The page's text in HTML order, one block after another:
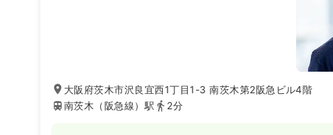
大阪府茨木市沢良宜西1丁目1-3 南茨木第2阪急ビル4階
南茨木（阪急線）駅
2分